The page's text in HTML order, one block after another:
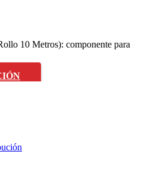
10 Metros): componente para